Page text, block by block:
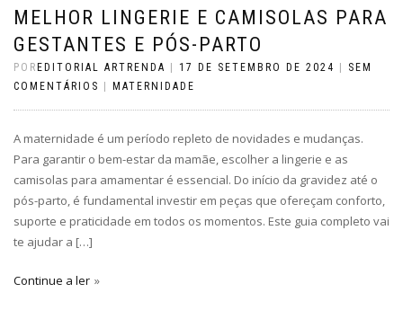
MELHOR LINGERIE E CAMISOLAS PARA
GESTANTES E PÓS-PARTO
POREDITORIAL ARTRENDA | 17 DE SETEMBRO DE 2024 | SEM
COMENTÁRIOS | MATERNIDADE
A maternidade é um período repleto de novidades e mudanças.
Para garantir o bem-estar da mamãe, escolher a lingerie e as
camisolas para amamentar é essencial. Do início da gravidez até o
pós-parto, é fundamental investir em peças que ofereçam conforto,
suporte e praticidade em todos os momentos. Este guia completo vai
te ajudar a […]
Continue a ler